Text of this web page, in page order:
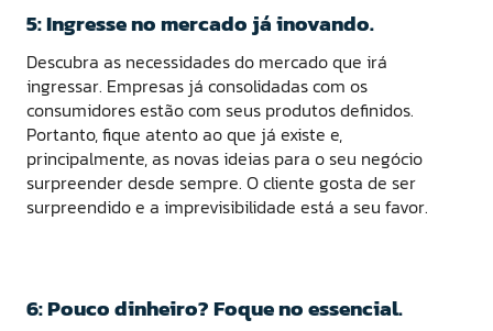
5: Ingresse no mercado já inovando.
Descubra as necessidades do mercado que irá
ingressar. Empresas já consolidadas com os
consumidores estão com seus produtos definidos.
Portanto, fique atento ao que já existe e,
principalmente, as novas ideias para o seu negócio
surpreender desde sempre. O cliente gosta de ser
surpreendido e a imprevisibilidade está a seu favor.
6: Pouco dinheiro? Foque no essencial.